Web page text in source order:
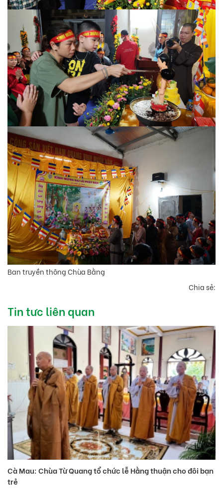
Ban truyền thông Chùa Bằng
Chia sẻ:
Tin tưc liên quan
Cà Mau: Chùa Từ Quang tổ chức lễ Hằng thuận cho đôi bạn
trẻ